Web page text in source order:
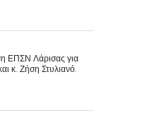
ΕΠΣΝ Λάρισας για
κ. Ζήση Στυλιανό.